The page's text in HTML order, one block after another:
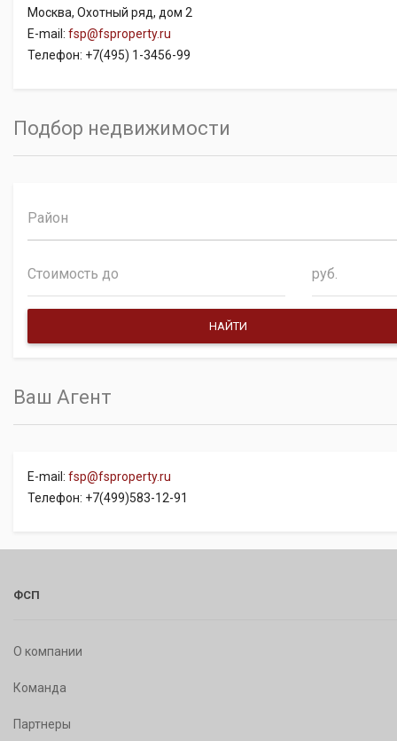
Москва, Охотный ряд, дом 2
E-mail: fsp@fsproperty.ru
Телефон: +7(495) 1-3456-99
Подбор недвижимости
Район
руб.
Ваш Агент
E-mail: fsp@fsproperty.ru
Телефон: +7(499)583-12-91
ФСП
О компании
Команда
Партнеры